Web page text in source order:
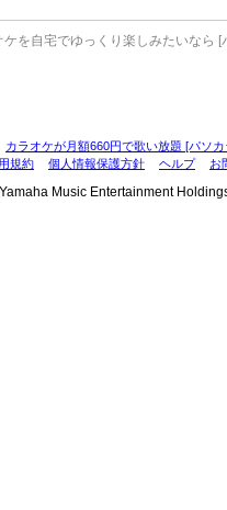
ケを自宅でゆっくり楽しみたいなら [
カラオケが月額660円で歌い放題 [パソ
規約 個人情報保護方針 ヘルプ お
Music Entertainment